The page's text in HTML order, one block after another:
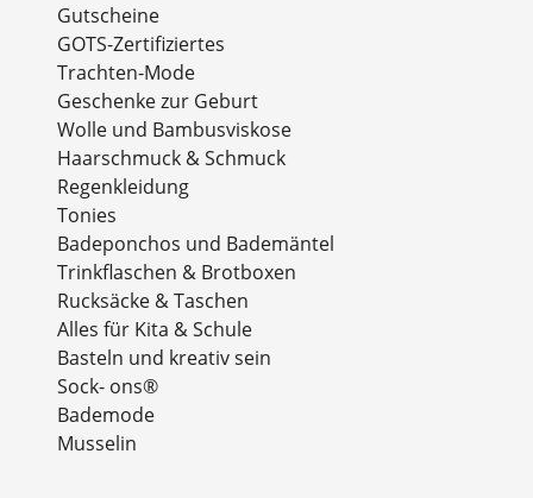
Gutscheine
GOTS-Zertifiziertes
Trachten-Mode
Geschenke zur Geburt
Wolle und Bambusviskose
Haarschmuck & Schmuck
Regenkleidung
Tonies
Badeponchos und Bademäntel
Trinkflaschen & Brotboxen
Rucksäcke & Taschen
Alles für Kita & Schule
Basteln und kreativ sein
Sock- ons®
Bademode
Musselin